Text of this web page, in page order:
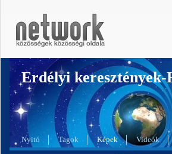
Erdélyi
Nyitó Tagok Képek Videók